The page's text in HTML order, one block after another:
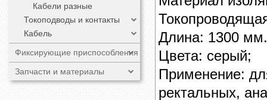
Кабели разные
Токоподводы и контакты
Кабель
Фиксирующие приспособления
Запчасти и материалы
Длина: 1300
Цвета: серый;
Применение:
ректальных,